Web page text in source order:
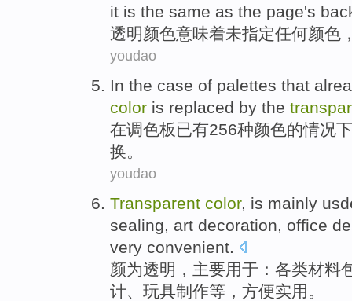
it is the same as the page's
透明颜色意味着未指定任何颜色
youdao
In the case of palettes that
color is replaced by the
在调色板已有256种颜色的情况下
换。
youdao
Transparent color, is mainly
sealing, art decoration, office
very convenient.
颜为透明 ， 主要用于： 各类材料
计、 玩具制作等 ，方便实用。